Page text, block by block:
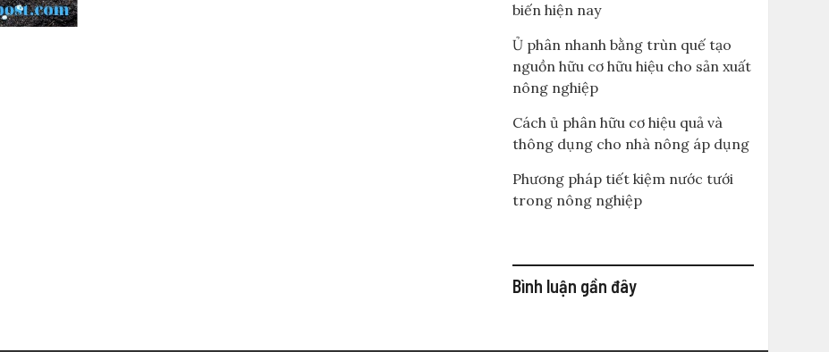
biến hiện nay
Ủ phân nhanh bằng trùn quế tạo
nguồn hữu cơ hữu hiệu cho sản xuất
nông nghiệp
Cách ủ phân hữu cơ hiệu quả và
thông dụng cho nhà nông áp dụng
Phương pháp tiết kiệm nước tưới
trong nông nghiệp
Bình luận gần đây